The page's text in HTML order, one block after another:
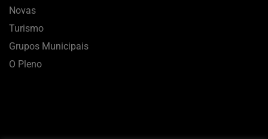
Novas
Turismo
Grupos Municipais
O Pleno